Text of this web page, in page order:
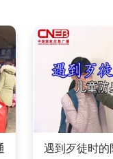
遇到歹徒时